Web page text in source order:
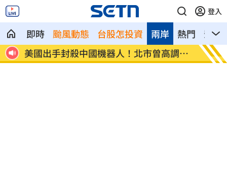
登入
即時 颱風動態 台股怎投資 熱門 影音
兩岸
美國出手封殺中國機器人！北市曾高調引
進
初來
過